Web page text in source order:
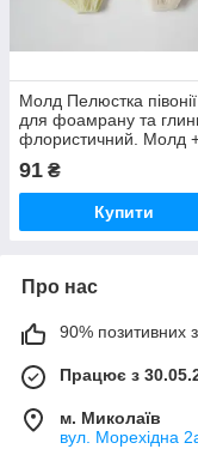
Молд Пелюстка півонії
для фоамрану та
флористичний. Молд
вайнер
91 ₴
Купити
Про нас
90% позитивних з
Працює з
м. Миколаїв
вул. Морехідна